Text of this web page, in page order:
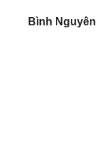
Bình Nguyên